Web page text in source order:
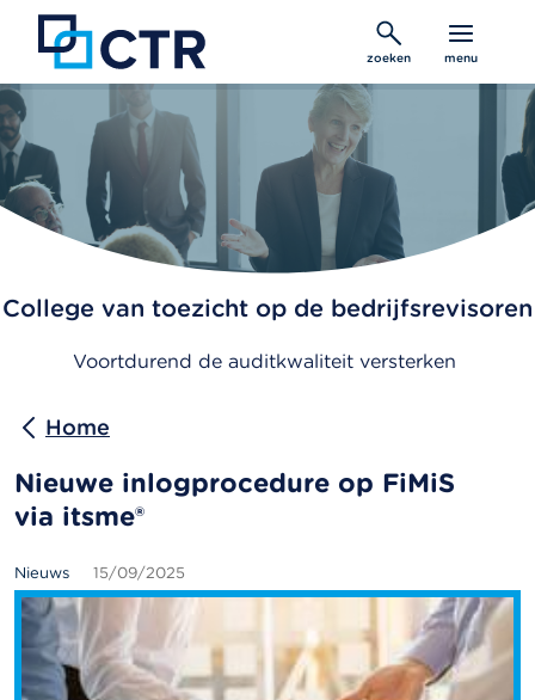
Overslaan
de
inhoud
gaan
zoeken menu
College van toezicht op de bedrijfsrevisoren
Voortdurend de auditkwaliteit versterken
Home
Nieuwe inlogprocedure op FiMiS
via itsme®
Nieuws 15/09/2025